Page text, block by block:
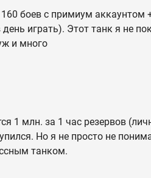
боев с примиум аккаунтом
играть). Этот танк я не
и много
1 млн. за 1 час резервов
Но я не просто не
танком.